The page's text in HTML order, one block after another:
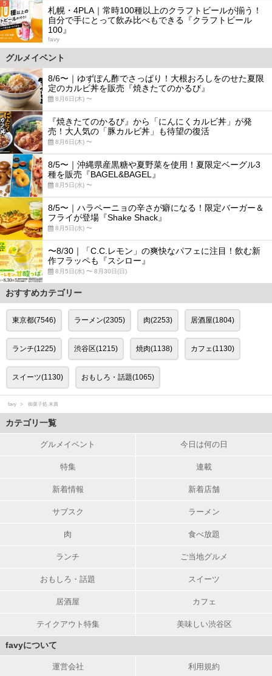
5
札幌・4PLA｜常時100種以上のクラフトビールが揃う！
自分で手にとって飲み比べもできる『クラフトビール
100』
favy
グルメイベント
8/6〜｜ゆずぽん酢でさっぱり！大根おろしをのせた夏限
定のカルビ丼を販売『焼きたてのかるび』
8月6日(木) 〜
『焼きたてのかるび』から「にんにくカルビ丼」が発
売！大人気の「豚カルビ丼」も待望の復活
8月6日(木) 〜
8/5〜｜沖縄県産黒糖や夏野菜を使用！夏限定ベーグル3
種を販売『BAGEL&BAGEL』
8月5日(水) 〜
8/5〜｜ハラペーニョの辛さが癖になる！限定バーガー＆
フライが登場『Shake Shack』
8月5日(水) 〜
〜8/30｜「C.C.レモン」の爽快なパフェに注目！飲む新
作フラッペも『スシロー』
8月5日(水) 〜 8月30日(日)
おすすめカテゴリー
東京都(7546) ラーメン(2305) 肉(2253) 居酒屋(1804)
ランチ(1225) 渋谷区(1215) 焼肉(1138) カフェ(1130)
スイーツ(1130) おもしろ・話題(1065)
favy 御菓子処 末廣
カテゴリ一覧
グルメイベント 今日は何の日
特集 連載
新着情報 新着店舗
サブスク ラーメン
肉 食べ放題
ランチ ご当地グルメ
おもしろ・話題 スイーツ
居酒屋 カフェ
テイクアウト特集 美味しい渋谷区
favyについて
運営会社 利用規約